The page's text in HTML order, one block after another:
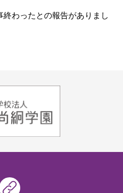
わったとの報告がありまし